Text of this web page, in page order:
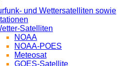
und Wettersatelliten sowie
Satelliten
NOAA
NOAA-POES
Meteosat
GOES-Satellite